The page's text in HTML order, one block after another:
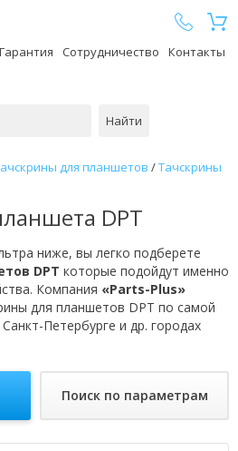
Гарантия Сотрудничество Контакты
Найти
для планшетов /Тачскрины
DPT
ниже, вы легко подберете
DPT которые подойдут именно
Компания «Parts-Plus»
для планшетов DPT по самой
Петербурге и др. городах
Поиск по параметрам